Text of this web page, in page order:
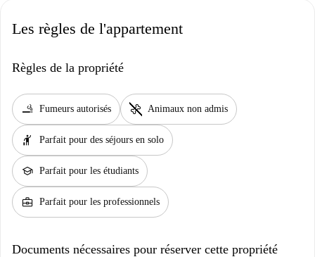
Les règles de l'appartement
Règles de la propriété
smoking_rooms Fumeurs autorisés pet_supplies Animaux non admis
hail Parfait pour des séjours en solo
school Parfait pour les étudiants
business_center Parfait pour les professionnels
Documents nécessaires pour réserver cette propriété